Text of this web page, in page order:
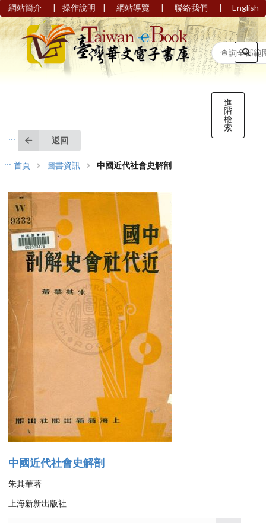
網站簡介 | 操作說明 | 網站導覽 | 聯絡我們 | English
進
階
檢
索
::: 返回
::: 首頁 圖書資訊 中國近代社會史解剖
中國近代社會史解剖
朱其華著
上海新新出版社